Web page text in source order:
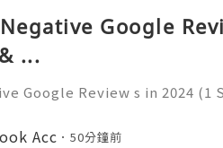
Google
...
Google Review s in 2024 (1
public trust infrastructure
Acc 50分鐘前